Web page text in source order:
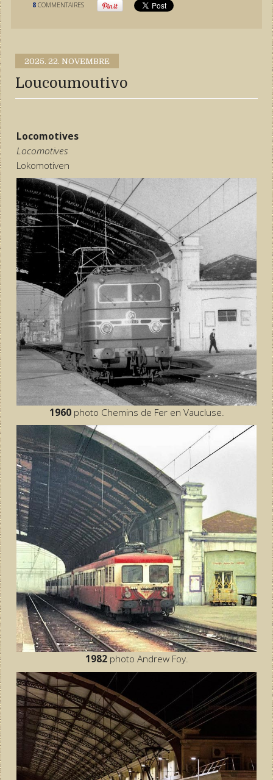
8 COMMENTAIRES
2025. 22. NOVEMBRE
Loucoumoutivo
Locomotives
Locomotives
Lokomotiven
1960photo Chemins de Fer en Vaucluse.
1982photo Andrew Foy.